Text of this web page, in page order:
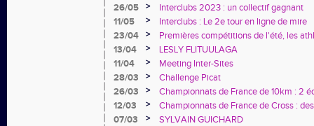
26/05
>
Interclubs 2023 : un collectif gagnant
11/05
>
Interclubs : Le 2e tour en ligne de mire
23/04
>
Premières compétitions de l'été, les
nez sur la piste de 400m!
13/04 >
LESLY FLITUULAGA
11/04
>
Meeting Inter-Sites
28/03
>
Challenge Picat
26/03
>
Championnats de France de 10km : 2
12/03
>
Championnats de France de Cross :
07/03
>
SYLVAIN GUICHARD